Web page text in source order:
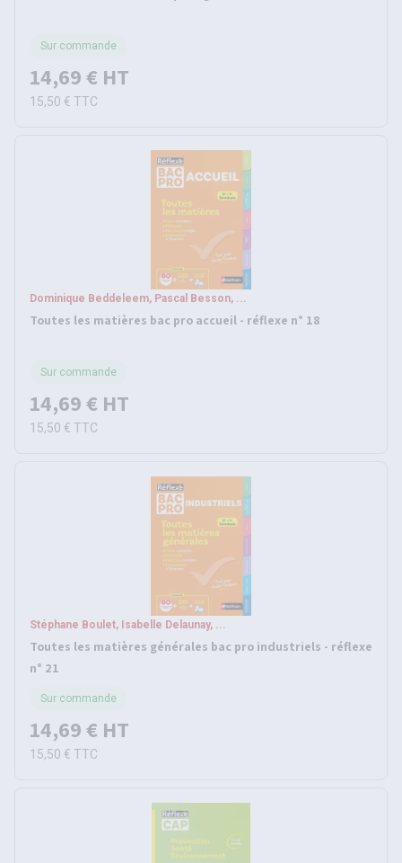
Sur commande
14,69 € HT
15,50 € TTC
Dominique Beddeleem, Pascal Besson, ...
Toutes les matières bac pro accueil - réflexe n° 18
Sur commande
14,69 € HT
15,50 € TTC
Stéphane Boulet, Isabelle Delaunay, ...
Toutes les matières générales bac pro industriels - réflexe
n° 21
Sur commande
14,69 € HT
15,50 € TTC